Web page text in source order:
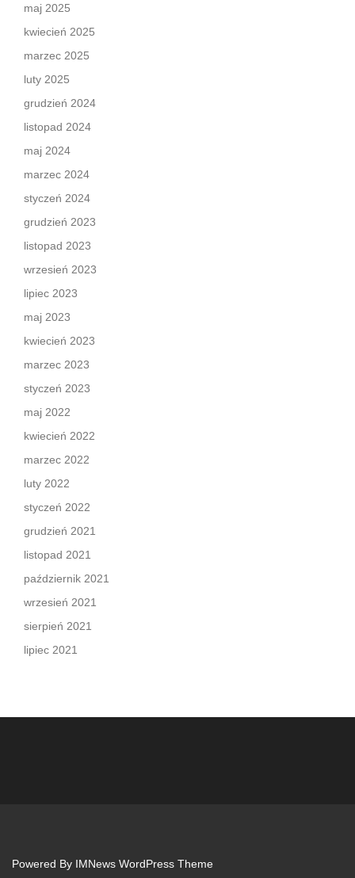
maj 2025
kwiecień 2025
marzec 2025
luty 2025
grudzień 2024
listopad 2024
maj 2024
marzec 2024
styczeń 2024
grudzień 2023
listopad 2023
wrzesień 2023
lipiec 2023
maj 2023
kwiecień 2023
marzec 2023
styczeń 2023
maj 2022
kwiecień 2022
marzec 2022
luty 2022
styczeń 2022
grudzień 2021
listopad 2021
październik 2021
wrzesień 2021
sierpień 2021
lipiec 2021
Powered By IMNews WordPress Theme